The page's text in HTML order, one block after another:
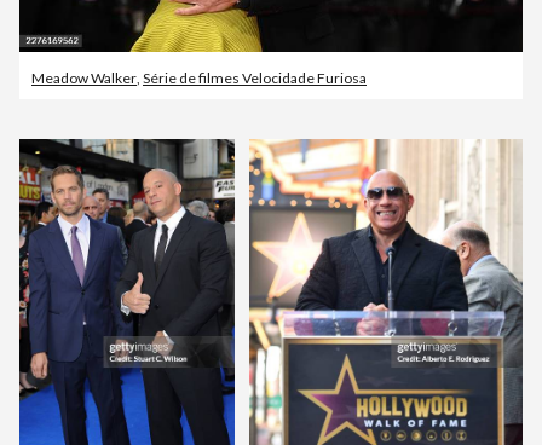
Meadow Walker Série de filmes Velocidade Furiosa